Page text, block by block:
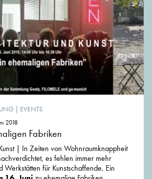
| EVENTS
2018
Fabriken
| In Zeiten von Wohnraumknappheit
es fehlen immer mehr
Werkstätten für Kunstschaffende. Ein